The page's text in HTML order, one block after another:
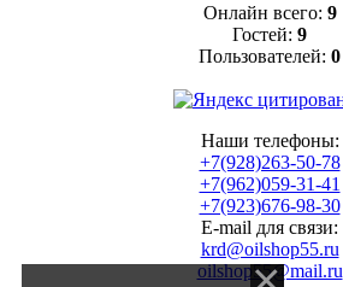
Онлайн всего: 9
Гостей: 9
Пользователей: 0
Наши телефоны:
+7(928)263-50-78
+7(962)059-31-41
+7(923)676-98-30
E-mail для связи:
krd@oilshop55.ru
oilshop55@mail.ru